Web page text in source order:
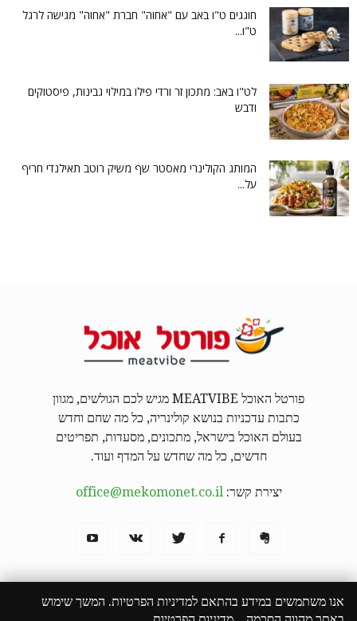
חוגגים ט"ו באב עם "אחוה" חברת "אחוה" מגישה לרגל
ט"ו...
לט"ו באב: מתכון זר ורדי פילו במילוי גבינות, פיסטוקים
ודבש
המותג הקולינרי מאסטר שף משיק רוטב תאילנדי חריף
על...
פורטל האוכל MEATVIBE מגיש לכם הגולשים, מגוון
כתבות עדכניות בנושא קולינריה, כל מה שחם וחדש
בעולם האוכל בישראל, מתכונים, מסעדות, תפריטים
חדשים, כל מה שחדש על המדף ועוד.
יצירת קשר:office@mekomonet.co.il
אנו משתמשים במידע בהתאם למדיניות הפרטיות. המשך שימוש